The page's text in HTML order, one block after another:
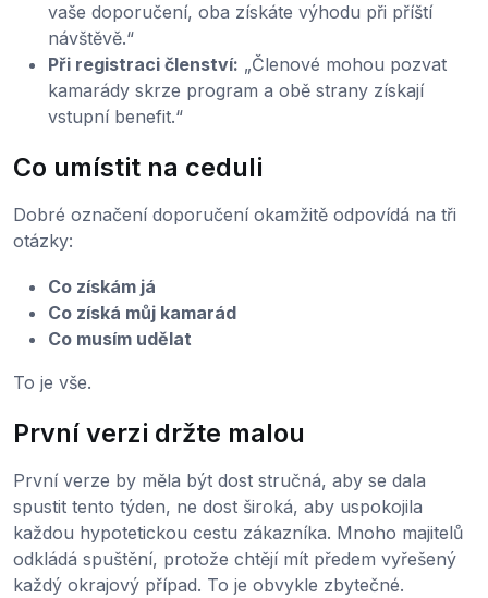
vaše doporučení, oba získáte výhodu při příští
návštěvě.“
Při registraci členství: „Členové mohou pozvat
kamarády skrze program a obě strany získají
vstupní benefit.“
Co umístit na ceduli
Dobré označení doporučení okamžitě odpovídá na tři
otázky:
Co získám já
Co získá můj kamarád
Co musím udělat
To je vše.
První verzi držte malou
První verze by měla být dost stručná, aby se dala
spustit tento týden, ne dost široká, aby uspokojila
každou hypotetickou cestu zákazníka. Mnoho majitelů
odkládá spuštění, protože chtějí mít předem vyřešený
každý okrajový případ. To je obvykle zbytečné.